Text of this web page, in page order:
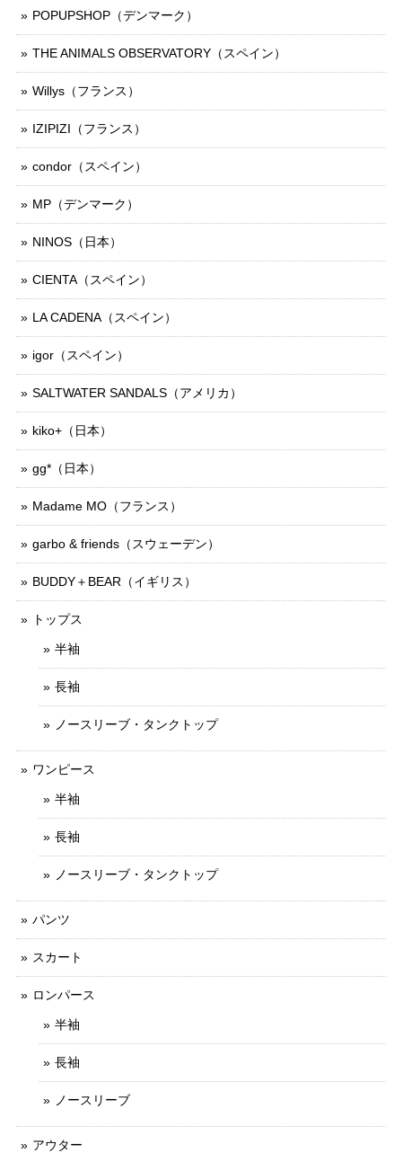
POPUPSHOP（デンマーク）
THE ANIMALS OBSERVATORY（スペイン）
Willys（フランス）
IZIPIZI（フランス）
condor（スペイン）
MP（デンマーク）
NINOS（日本）
CIENTA（スペイン）
LA CADENA（スペイン）
igor（スペイン）
SALTWATER SANDALS（アメリカ）
kiko+（日本）
gg*（日本）
Madame MO（フランス）
garbo & friends（スウェーデン）
BUDDY＋BEAR（イギリス）
トップス
半袖
長袖
ノースリーブ・タンクトップ
ワンピース
半袖
長袖
ノースリーブ・タンクトップ
パンツ
スカート
ロンパース
半袖
長袖
ノースリーブ
アウター